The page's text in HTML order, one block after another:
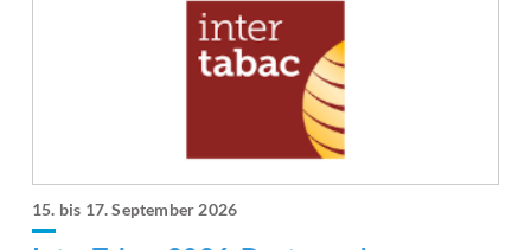
15. bis 17. September 2026